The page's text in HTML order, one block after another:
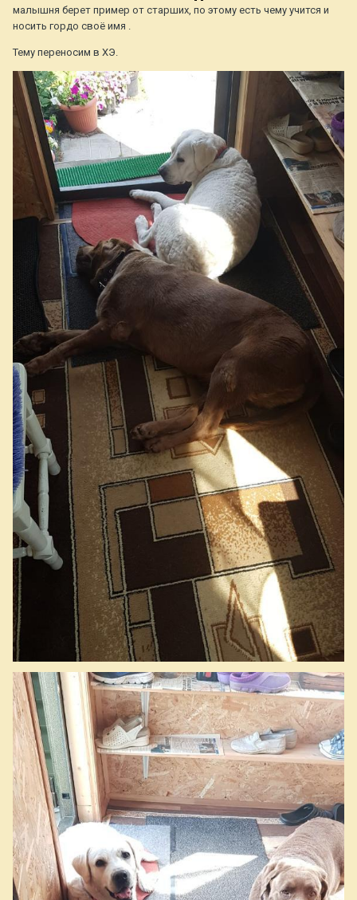
малышня берет пример от старших, по этому есть чему учится и
носить гордо своё имя .
Тему переносим в ХЭ.